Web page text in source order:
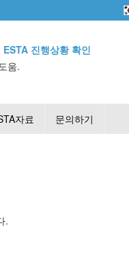
ESTA 진행상황 확인
움.
자료 문의하기
.